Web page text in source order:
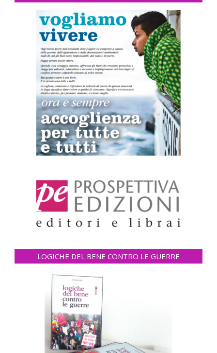
LOGICHE DEL BENE CONTRO LE GUERRE